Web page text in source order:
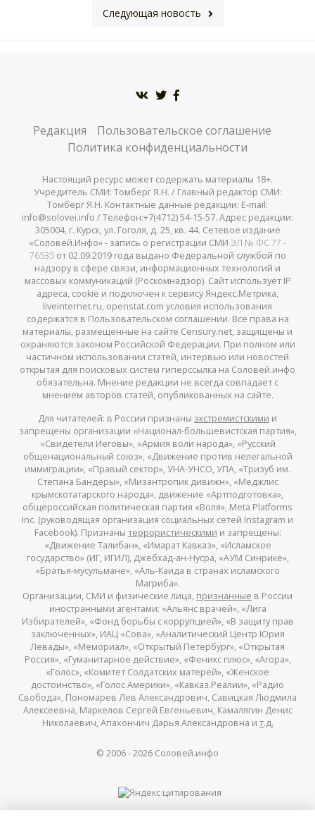
Следующая новость
Редакция
Пользовательское соглашение
Политика конфиденциальности
Настоящий ресурс может содержать материалы 18+.
Учредитель СМИ: Томберг Я.Н. / Главный редактор СМИ:
Томберг Я.Н. Контактные данные редакции: E-mail:
info@solovei.info / Телефон:+7(4712) 54-15-57. Адрес редакции:
305004, г. Курск, ул. Гоголя, д. 25, кв. 44. Сетевое издание
«Соловей.Инфо» - запись о регистрации СМИ ЭЛ № ФС 77 -
76535от 02.09.2019 года выдано Федеральной службой по
надзору в сфере связи, информационных технологий и
массовых коммуникаций (Роскомнадзор). Сайт использует IP
адреса, cookie и подключен к сервису Яндекс.Метрика,
liveinternet.ru, openstat.com условия использования
содержатся в Пользовательском соглашении. Все права на
материалы, размещенные на сайте Censury.net, защищены и
охраняются законом Российской Федерации. При полном или
частичном использовании статей, интервью или новостей
открытая для поисковых систем гиперссылка на Соловей.инфо
обязательна. Мнение редакции не всегда совпадает с
мнением авторов статей, опубликованных на сайте.
Для читателей: в России признаны экстремистскими и
запрещены организации «Национал-большевистская партия»,
«Свидетели Иеговы», «Армия воли народа», «Русский
общенациональный союз», «Движение против нелегальной
иммиграции», «Правый сектор», УНА-УНСО, УПА, «Тризуб им.
Степана Бандеры», «Мизантропик дивижн», «Меджлис
крымскотатарского народа», движение «Артподготовка»,
общероссийская политическая партия «Воля», Meta Platforms
Inc. (руководящая организация социальных сетей Instagram и
Facebook). Признаны террористическими и запрещены:
«Движение Талибан», «Имарат Кавказ», «Исламское
государство» (ИГ, ИГИЛ), Джебхад-ан-Нусра, «АУМ Синрике»,
«Братья-мусульмане», «Аль-Каида в странах исламского
Магриба».
Организации, СМИ и физические лица, признанные в России
иностранными агентами: «Альянс врачей», «Лига
Избирателей», «Фонд борьбы с коррупцией», «В защиту прав
заключенных», ИАЦ «Сова», «Аналитический Центр Юрия
Левады», «Мемориал», «Открытый Петербург», «Открытая
Россия», «Гуманитарное действие», «Феникс плюс», «Агора»,
«Голос», «Комитет Солдатских матерей», «Женское
достоинство», «Голос Америки», «Кавказ.Реалии», «Радио
Свобода», Пономарев Лев Александрович, Савицкая Людмила
Алексеевна, Маркелов Сергей Евгеньевич, Камалягин Денис
Николаевич, Апахончич Дарья Александровна и т.д.
© 2006 -2026 Соловей.инфо